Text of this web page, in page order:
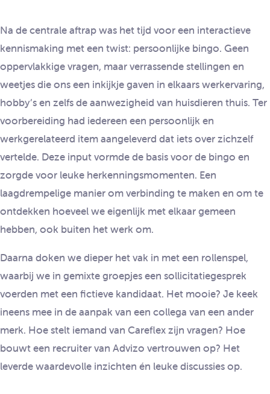
Na de centrale aftrap was het tijd voor een interactieve
kennismaking met een twist: persoonlijke bingo. Geen
oppervlakkige vragen, maar verrassende stellingen en
weetjes die ons een inkijkje gaven in elkaars werkervaring,
hobby’s en zelfs de aanwezigheid van huisdieren thuis. Ter
voorbereiding had iedereen een persoonlijk en
werkgerelateerd item aangeleverd dat iets over zichzelf
vertelde. Deze input vormde de basis voor de bingo en
zorgde voor leuke herkenningsmomenten. Een
laagdrempelige manier om verbinding te maken en om te
ontdekken hoeveel we eigenlijk met elkaar gemeen
hebben, ook buiten het werk om.
Daarna doken we dieper het vak in met een rollenspel,
waarbij we in gemixte groepjes een sollicitatiegesprek
voerden met een fictieve kandidaat. Het mooie? Je keek
ineens mee in de aanpak van een collega van een ander
merk. Hoe stelt iemand van Careflex zijn vragen? Hoe
bouwt een recruiter van Advizo vertrouwen op? Het
leverde waardevolle inzichten én leuke discussies op.